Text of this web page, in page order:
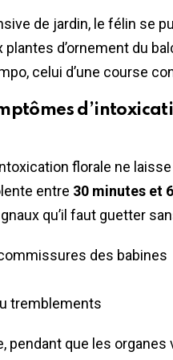
de jardin, le félin se
d’ornement du
celui d’une course
florale ne
entre 30 minutes et
qu’il faut guetter
des babines
tremblements
pendant que les